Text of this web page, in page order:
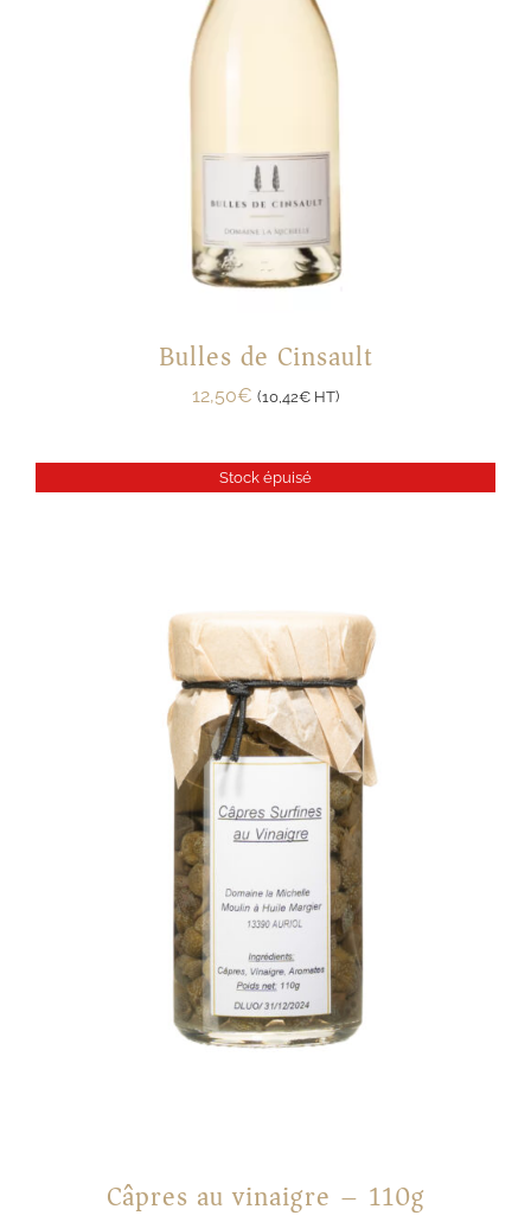
Bulles de Cinsault
12,50€ (10,42€ HT)
Stock épuisé
Câpres au vinaigre – 110g